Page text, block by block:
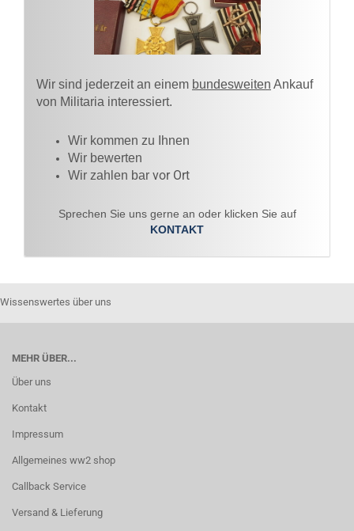
Wir sind jederzeit an einem bundesweiten Ankauf
von Militaria interessiert.
Wir kommen zu Ihnen​
Wir bewerten
Wir zahlen bar vor Ort
Sprechen Sie uns gerne an oder klicken Sie auf
KONTAKT
Wissenswertes über uns
MEHR ÜBER...
Über uns
Kontakt
Impressum
Allgemeines ww2 shop
Callback Service
Versand & Lieferung